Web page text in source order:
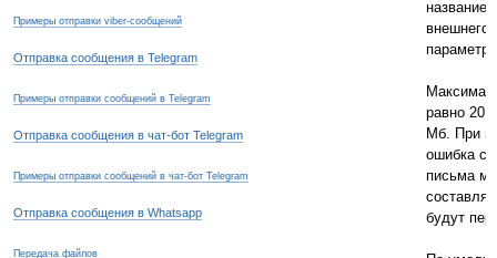
Примеры отправки viber-сообщений
Отправка сообщения в Telegram
Примеры отправки сообщений в Telegram
Отправка сообщения в чат-бот Telegram
Примеры отправки сообщений в чат-бот Telegram
Отправка сообщения в Whatsapp
Передача файлов
внешнего
параметр
равно 20,
Мб. При
ошибка с
письма
будут